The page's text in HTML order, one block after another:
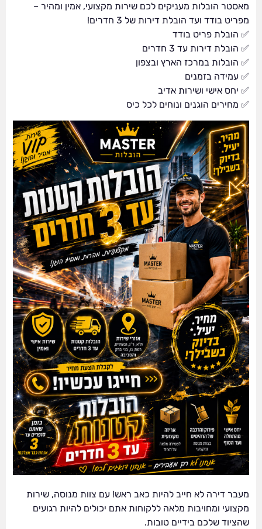
מאסטר הובלות מעניקים לכם שירות מקצועי, אמין ומהיר –
מפריט בודד ועד הובלת דירות של 3 חדרים!
✅ הובלת פריט בודד
✅ הובלת דירות עד 3 חדרים
✅ הובלות במרכז הארץ ובצפון
✅ עמידה בזמנים
✅ יחס אישי ושירות אדיב
✅ מחירים הוגנים ונוחים לכל כיס
מעבר דירה לא חייב להיות כאב ראש! עם צוות מנוסה, שירות
מקצועי ומחויבות מלאה ללקוחות אתם יכולים להיות רגועים
שהציוד שלכם בידיים טובות.